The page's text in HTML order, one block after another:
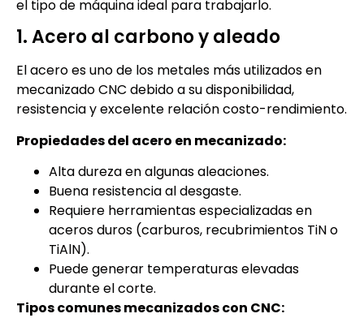
el tipo de máquina ideal para trabajarlo.
1. Acero al carbono y aleado
El acero es uno de los metales más utilizados en
mecanizado CNC debido a su disponibilidad,
resistencia y excelente relación costo-rendimiento.
Propiedades del acero en mecanizado:
Alta dureza en algunas aleaciones.
Buena resistencia al desgaste.
Requiere herramientas especializadas en
aceros duros (carburos, recubrimientos TiN o
TiAlN).
Puede generar temperaturas elevadas
durante el corte.
Tipos comunes mecanizados con CNC: